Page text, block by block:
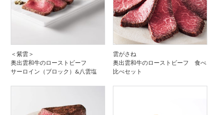
＜紫雲＞
奥出雲和牛のローストビーフ
サーロイン（ブロック）&八雲塩
雲がさね
奥出雲和牛のローストビーフ 食べ
比べセット